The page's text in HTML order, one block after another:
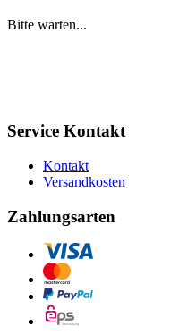
Bitte warten...
Service Kontakt
Kontakt
Versandkosten
Zahlungsarten